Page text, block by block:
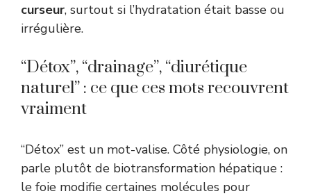
curseur, surtout si l’hydratation était basse ou
irrégulière.
“Détox”, “drainage”, “diurétique
naturel” : ce que ces mots recouvrent
vraiment
“Détox” est un mot-valise. Côté physiologie, on
parle plutôt de biotransformation hépatique :
le foie modifie certaines molécules pour